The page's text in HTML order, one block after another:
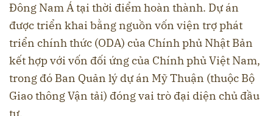
Đông Nam Á tại thời điểm hoàn thành. Dự án
được triển khai bằng nguồn vốn viện trợ phát
triển chính thức (ODA) của Chính phủ Nhật Bản
kết hợp với vốn đối ứng của Chính phủ Việt Nam,
trong đó Ban Quản lý dự án Mỹ Thuận (thuộc Bộ
Giao thông Vận tải) đóng vai trò đại diện chủ đầu